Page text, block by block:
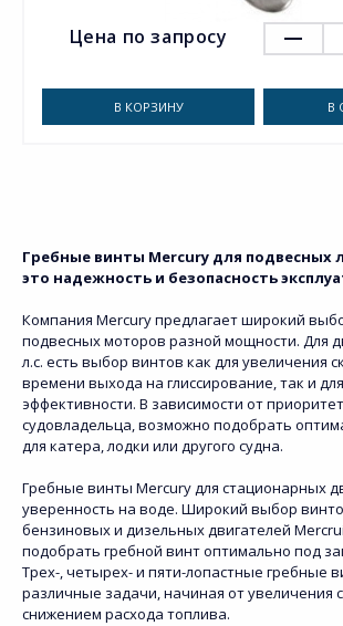
Цена по запросу
В КОРЗИНУ В
Гребные винты Mercury для подвесных
это надежность и безопасность
Компания Mercury предлагает широкий
подвесных моторов разной мощности. Для
л.с. есть выбор винтов как для увеличения
времени выхода на глиссирование, так и
эффективности. В зависимости от
судовладельца, возможно подобрать
для катера, лодки или другого судна.
Гребные винты Mercury для стационарных
уверенность на воде. Широкий выбор
бензиновых и дизельных двигателей
подобрать гребной винт оптимально под
Трех-, четырех- и пяти-лопастные гребные
различные задачи, начиная от увеличения
снижением расхода топлива.